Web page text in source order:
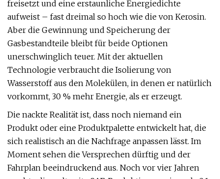
freisetzt und eine erstaunliche Energiedichte
aufweist – fast dreimal so hoch wie die von Kerosin.
Aber die Gewinnung und Speicherung der
Gasbestandteile bleibt für beide Optionen
unerschwinglich teuer. Mit der aktuellen
Technologie verbraucht die Isolierung von
Wasserstoff aus den Molekülen, in denen er natürlich
vorkommt, 30 % mehr Energie, als er erzeugt.
Die nackte Realität ist, dass noch niemand ein
Produkt oder eine Produktpalette entwickelt hat, die
sich realistisch an die Nachfrage anpassen lässt. Im
Moment sehen die Versprechen dürftig und der
Fahrplan beeindruckend aus. Noch vor vier Jahren